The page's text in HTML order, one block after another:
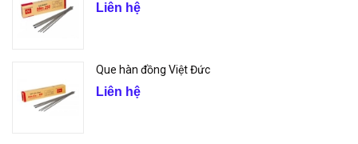
Liên hệ
Que hàn đồng Việt Đức
Liên hệ